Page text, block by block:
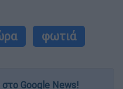
φωτιά
Google News!